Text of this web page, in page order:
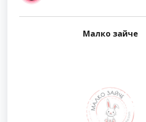
Малко зайче